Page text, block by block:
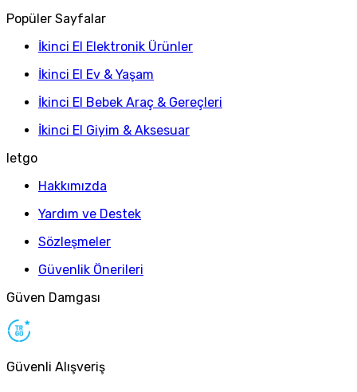
Popüler Sayfalar
İkinci El Elektronik Ürünler
İkinci El Ev & Yaşam
İkinci El Bebek Araç & Gereçleri
İkinci El Giyim & Aksesuar
letgo
Hakkımızda
Yardım ve Destek
Sözleşmeler
Güvenlik Önerileri
Güven Damgası
Güvenli Alışveriş